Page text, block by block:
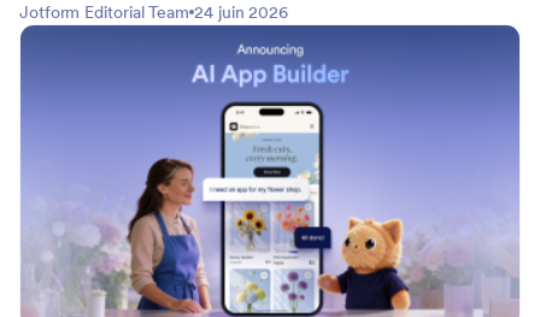
Jotform Editorial Team 24 juin 2026